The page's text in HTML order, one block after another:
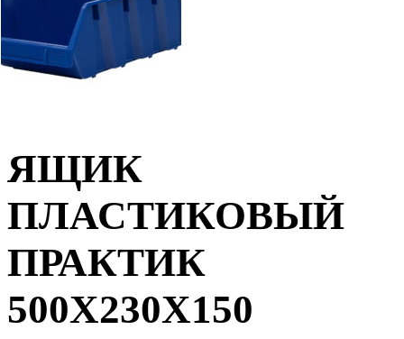
ЯЩИК
ПЛАСТИКОВЫЙ
ПРАКТИК
500X230X150